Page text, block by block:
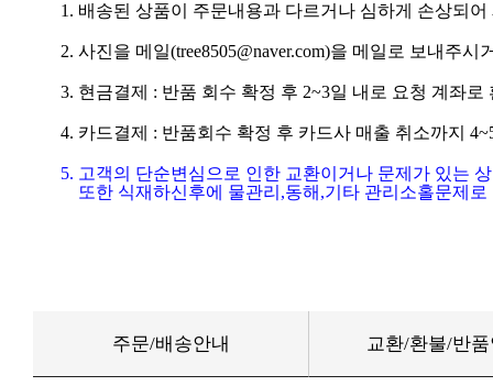
1. 배송된 상품이 주문내용과 다르거나 심하게 손상되
2. 사진을 메일(tree8505@naver.com)을 메일로 보내주시
3. 현금결제 : 반품 회수 확정 후 2~3일 내로 요청 계좌로
4. 카드결제 : 반품회수 확정 후 카드사 매출 취소까지
5. 고객의 단순변심으로 인한 교환이거나 문제가 있는
또한 식재하신후에 물관리,동해,기타 관리소홀문제로
주문/배송안내 교환/환불/반